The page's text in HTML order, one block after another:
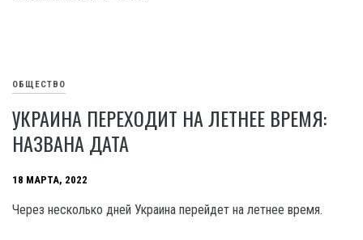
ОБЩЕСТВО
УКРАИНА ПЕРЕХОДИТ НА ЛЕТНЕЕ ВРЕМЯ:
НАЗВАНА ДАТА
18 МАРТА, 2022
Через несколько дней Украина перейдет на летнее время.